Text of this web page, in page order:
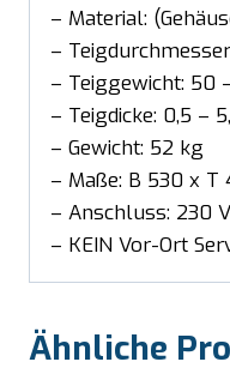
– Material:
–
– Teiggewicht: 50
– Teigdicke: 0,5 –
– Gewicht: 52 kg
– Maße: B 530 x
– Anschluss: 230
– KEIN Vor-Ort
Ähnliche